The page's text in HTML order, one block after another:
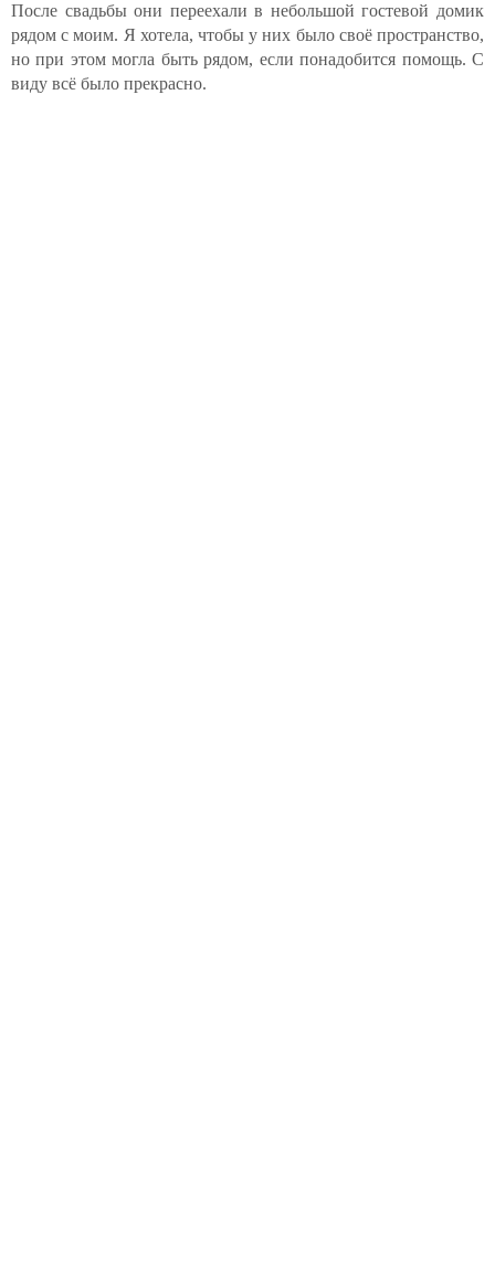
После свадьбы они переехали в небольшой гостевой домик
рядом с моим. Я хотела, чтобы у них было своё пространство,
но при этом могла быть рядом, если понадобится помощь. С
виду всё было прекрасно.